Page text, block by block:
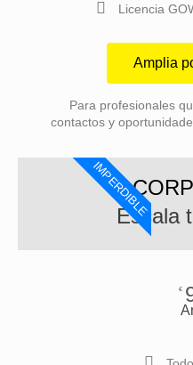
Licencia
Amplia
Para profesionales
contactos y
IMPERDIBLE
Escala
€